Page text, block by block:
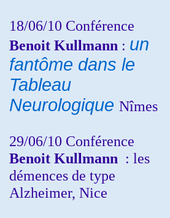
18/06/10 Conférence
Benoit Kullmann : un
fantôme dans le
Tableau
Neurologique Nîmes
29/06/10 Conférence
Benoit Kullmann : les
démences de type
Alzheimer, Nice